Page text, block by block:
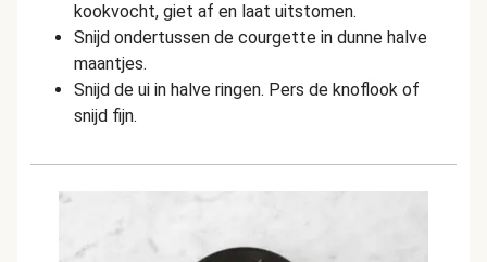
kookvocht, giet af en laat uitstomen.
Snijd ondertussen de courgette in dunne halve
maantjes.
Snijd de ui in halve ringen. Pers de knoflook of
snijd fijn.